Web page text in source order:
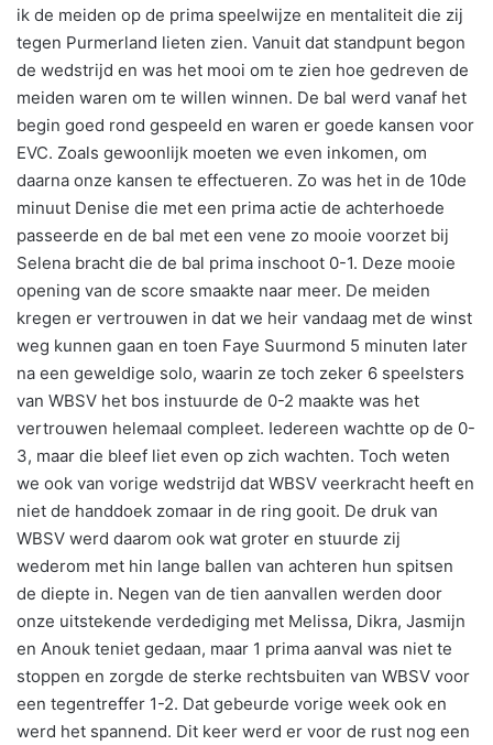
ik de meiden op de prima speelwijze en mentaliteit die zij
tegen Purmerland lieten zien. Vanuit dat standpunt begon
de wedstrijd en was het mooi om te zien hoe gedreven de
meiden waren om te willen winnen. De bal werd vanaf het
begin goed rond gespeeld en waren er goede kansen voor
EVC. Zoals gewoonlijk moeten we even inkomen, om
daarna onze kansen te effectueren. Zo was het in de 10de
minuut Denise die met een prima actie de achterhoede
passeerde en de bal met een vene zo mooie voorzet bij
Selena bracht die de bal prima inschoot 0-1. Deze mooie
opening van de score smaakte naar meer. De meiden
kregen er vertrouwen in dat we heir vandaag met de winst
weg kunnen gaan en toen Faye Suurmond 5 minuten later
na een geweldige solo, waarin ze toch zeker 6 speelsters
van WBSV het bos instuurde de 0-2 maakte was het
vertrouwen helemaal compleet. Iedereen wachtte op de 0-
3, maar die bleef liet even op zich wachten. Toch weten
we ook van vorige wedstrijd dat WBSV veerkracht heeft en
niet de handdoek zomaar in de ring gooit. De druk van
WBSV werd daarom ook wat groter en stuurde zij
wederom met hin lange ballen van achteren hun spitsen
de diepte in. Negen van de tien aanvallen werden door
onze uitstekende verdediging met Melissa, Dikra, Jasmijn
en Anouk teniet gedaan, maar 1 prima aanval was niet te
stoppen en zorgde de sterke rechtsbuiten van WBSV voor
een tegentreffer 1-2. Dat gebeurde vorige week ook en
werd het spannend. Dit keer werd er voor de rust nog een